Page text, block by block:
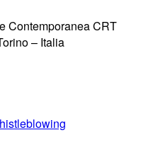
Contemporanea CRT
– Italia